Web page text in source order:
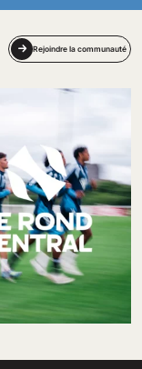
Rejoindre la communauté